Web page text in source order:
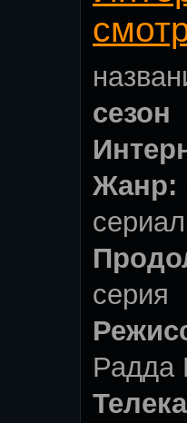
сезон
Жанр:
сериал
серия
Радда